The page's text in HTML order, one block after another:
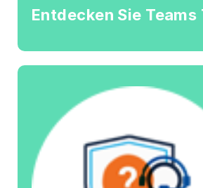
Entdecken Sie Teams